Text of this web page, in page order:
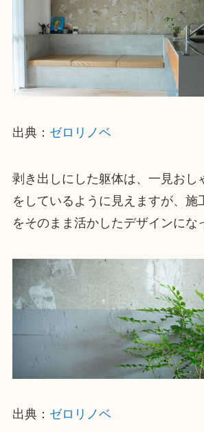
出典： ゼロリノベ
剥き出しにした躯体は、一見おし
をしているように見えますが、施
をそのまま活かしたデザインにな
出典： ゼロリノベ